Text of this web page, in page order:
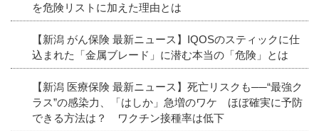
を危険リストに加えた理由とは
【新潟 がん保険 最新ニュース】IQOSのスティックに仕
込まれた「金属ブレード」に潜む本当の「危険」とは
【新潟 医療保険 最新ニュース】死亡リスクも──“最強ク
ラス”の感染力、「はしか」急増のワケ ほぼ確実に予防
できる方法は？ ワクチン接種率は低下